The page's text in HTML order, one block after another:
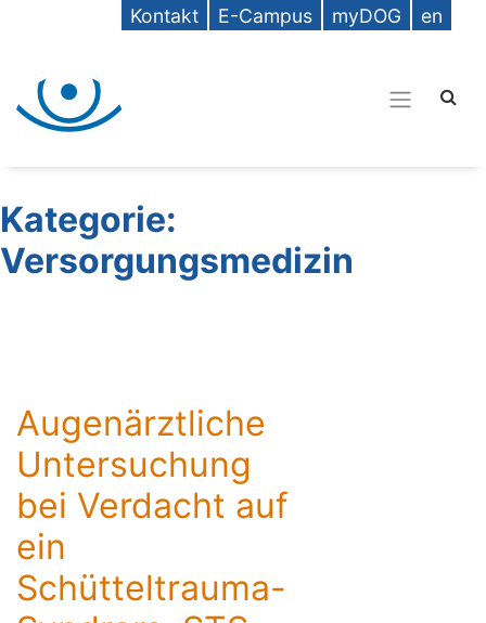
Kontakt E-Campus myDOG en
Kategorie:
Versorgungsmedizin
Augenärztliche
Untersuchung
bei Verdacht auf
ein
Schütteltrauma-